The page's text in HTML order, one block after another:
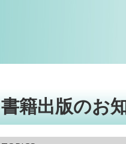
書籍出版のお